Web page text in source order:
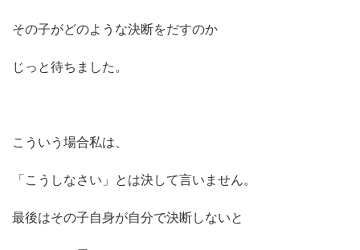
その子がどのような決断をだすのか
じっと待ちました。
こういう場合私は、
「こうしなさい」とは決して言いません。
最後はその子自身が自分で決断しないと